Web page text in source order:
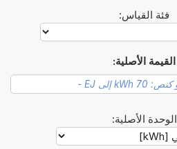
فئة القياس:
القيمة الأصلية:
الوحدة الأصلية: